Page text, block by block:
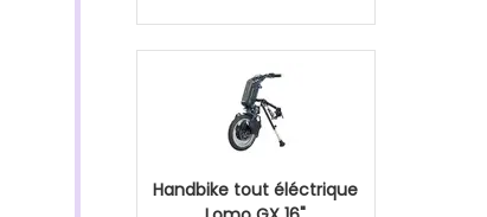
Handbike tout éléctrique